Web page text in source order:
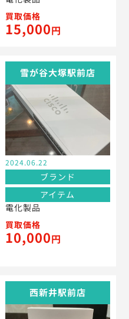
買取価格
15,000円
雪が谷大塚駅前店
2024.06.22
ブランド
アイテム
電化製品
買取価格
10,000円
西新井駅前店